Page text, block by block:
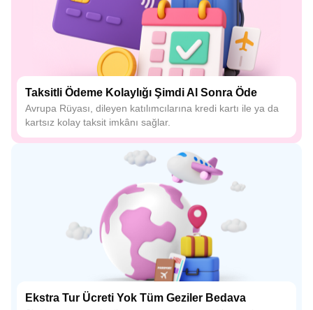
Taksitli Ödeme Kolaylığı Şimdi Al Sonra Öde
Avrupa Rüyası, dileyen katılımcılarına kredi kartı ile ya da
kartsız kolay taksit imkânı sağlar.
Ekstra Tur Ücreti Yok Tüm Geziler Bedava